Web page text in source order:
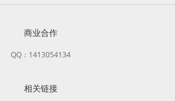
商业合作
QQ：1413054134
相关链接